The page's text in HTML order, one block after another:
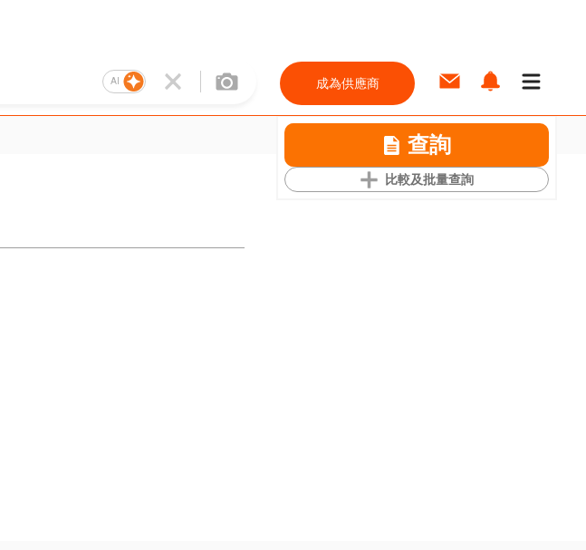
AI 成為供應商
查詢
比較及批量查詢